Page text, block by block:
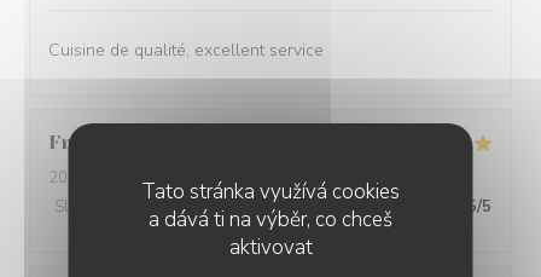
Tato stránka využívá cookies
a dává ti na výběr, co chceš
aktivovat
Cuisine de qualité, excellent service
Francis
2026-08-05
- 12:30 - Hosté 2
Služba
Atmosféra : Kuchyně /5 Kvalita / Cena 5/5